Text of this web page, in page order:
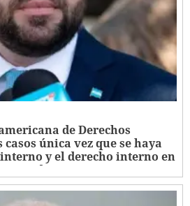
de Derechos
única vez que se haya
y el derecho interno en
agotado"